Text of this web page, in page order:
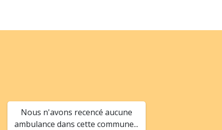
Nous n'avons recencé aucune
ambulance dans cette commune...